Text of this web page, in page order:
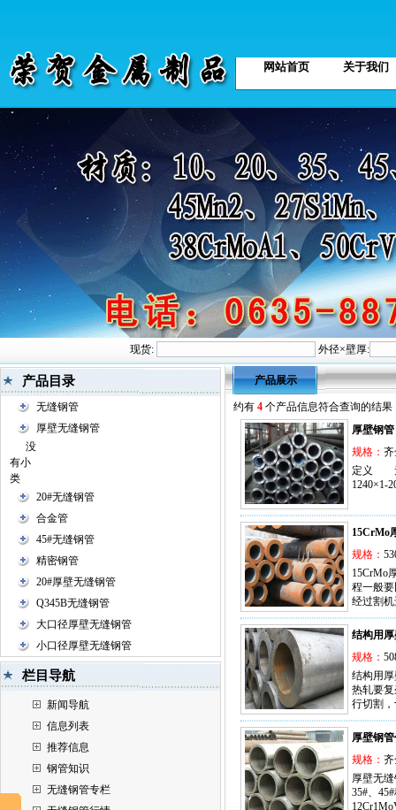
网站首页 关于我们
现货: 外径×壁厚:
产品目录
无缝钢管
厚壁无缝钢管
没
有小
类
20#无缝钢管
合金管
45#无缝钢管
精密钢管
20#厚壁无缝钢管
Q345B无缝钢管
大口径厚壁无缝钢管
小口径厚壁无缝钢管
栏目导航
新闻导航
信息列表
推荐信息
钢管知识
无缝钢管专栏
产品展示
约有 4 个产品信息符合查询的结
厚壁钢管
规格： 齐
定义 无
1240×1-
15CrMo
规格：
15CrMo
程一般
经过割
结构用
规格：
结构用
热轧要
行切割
厚壁钢
规格： 齐
厚壁无
35#、